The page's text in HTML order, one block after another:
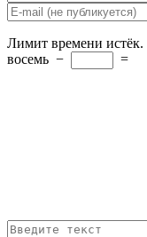
Лимит времени истёк.
восемь − =